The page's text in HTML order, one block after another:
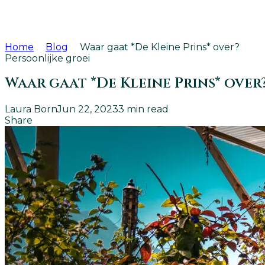
Home Blog
Waar gaat *De Kleine Prins* over?
Persoonlijke groei
Waar gaat *De Kleine Prins*
Laura BornJun 22, 20233 min read
Share